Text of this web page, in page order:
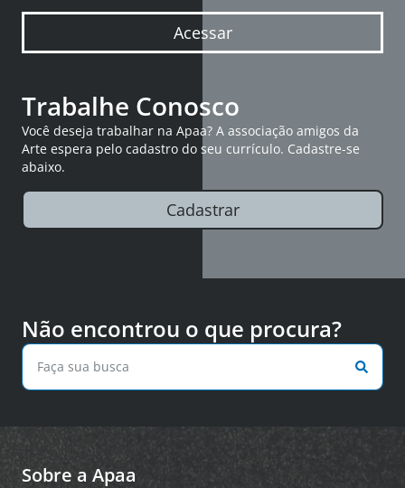
Acessar
Trabalhe Conosco
Você deseja trabalhar na Apaa? A associação amigos da
Arte espera pelo cadastro do seu currículo. Cadastre-se
abaixo.
Cadastrar
Não encontrou o que procura?
Sobre a Apaa